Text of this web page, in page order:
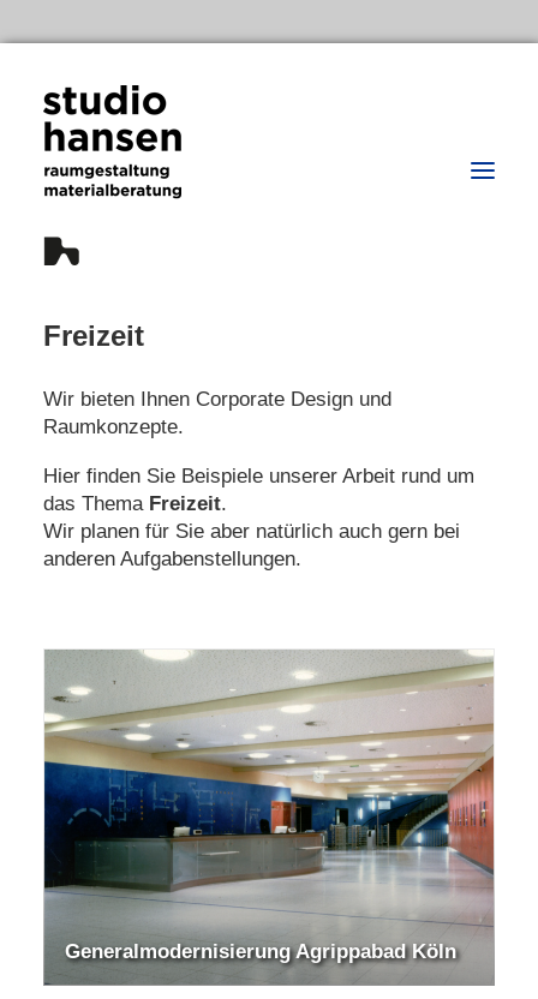
Büro
Projekte
Materialberatung
Presse
Kontakt
Suche
Freizeit
Wir bieten Ihnen Corporate Design und
Raumkonzepte.
Hier finden Sie Beispiele unserer Arbeit rund um
das Thema Freizeit.
Wir planen für Sie aber natürlich auch gern bei
anderen Aufgabenstellungen.
Generalmodernisierung Agrippabad Köln